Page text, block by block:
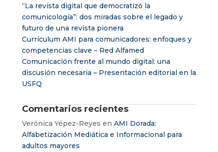
“La revista digital que democratizó la
comunicología”: dos miradas sobre el legado y
futuro de una revista pionera
Currículum AMI para comunicadores: enfoques y
competencias clave – Red Alfamed
Comunicación frente al mundo digital: una
discusión necesaria – Presentación editorial en la
USFQ
Comentarios recientes
Verónica Yépez-Reyes en AMI Dorada:
Alfabetización Mediática e Informacional para
adultos mayores